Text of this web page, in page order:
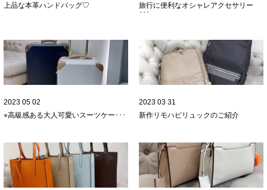
上品な本革ハンドバッグ♡
旅行に便利なオシャレアクセサリー
･･･
2023 05 02
⭐︎高級感ある大人可愛いスーツケー･･･
2023 03 31
新作リモハピリュックのご紹介